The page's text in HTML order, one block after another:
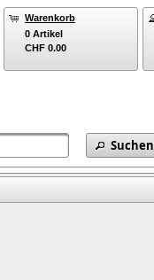
Warenkorb
0 Artikel
CHF 0.00
Suchen